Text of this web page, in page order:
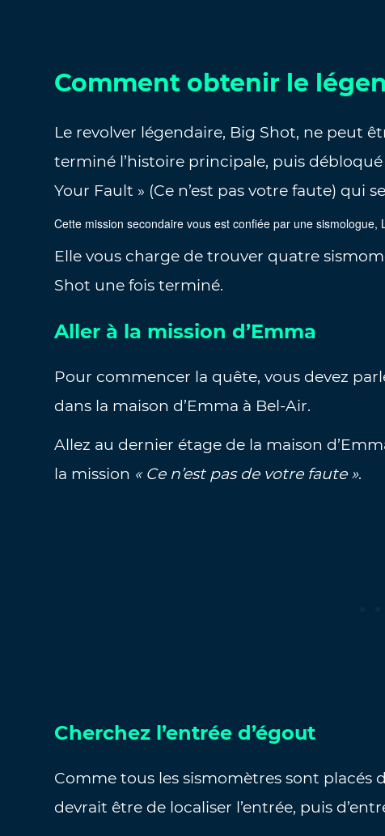
Comment obtenir le
Le revolver légendaire, Big Shot, ne peut
terminé l’histoire principale, puis
Your Fault » (Ce n’est pas votre faute) qui
Cette mission secondaire vous est confiée par une sismologue,
Elle vous charge de trouver quatre
Shot une fois terminé.
Aller à la mission d’Emma
Pour commencer la quête, vous devez
dans la maison d’Emma à Bel-Air.
Allez au dernier étage de la maison
la mission « Ce n’est pas de votre faute ».
Cherchez l’entrée d’égout
Comme tous les sismomètres sont placés
devrait être de localiser l’entrée, puis